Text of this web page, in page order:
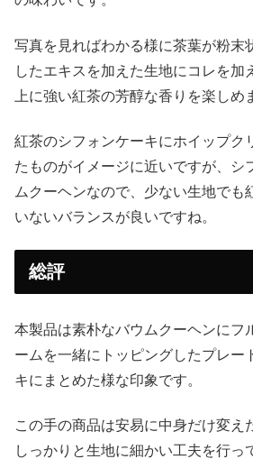
写真を見ればわかる様に茶葉が粉末
したエキスを加えた生地にコレを加
上に強い紅茶の芳醇な香りを楽しめ
紅茶のシフォンケーキにホイップク
たものがイメージに近いですが、シ
ムクーヘンなので、少ない生地でも
いないバランスが良いですね。
総評
本製品は素朴なバウムクーヘンにフ
ームを一緒にトッピングしたプレー
キにまとめた様な印象です。
この手の商品は安易に中身だけ変え
しっかりと生地に細かい工夫を行っ